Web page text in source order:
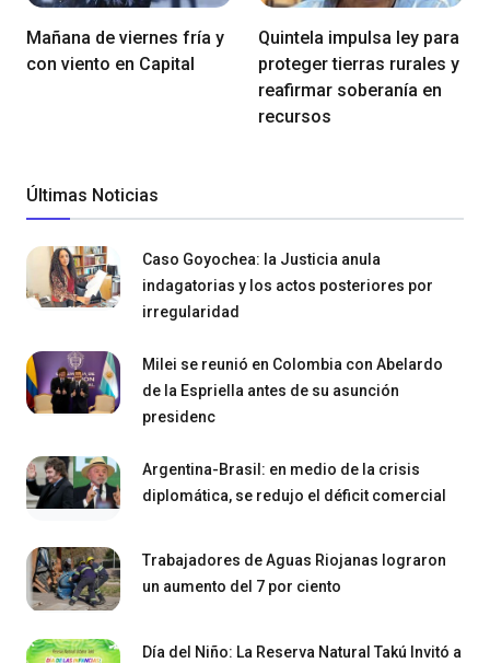
Mañana de viernes fría y
con viento en Capital
Quintela impulsa ley para
proteger tierras rurales y
reafirmar soberanía en
recursos
Últimas Noticias
Caso Goyochea: la Justicia anula
indagatorias y los actos posteriores por
irregularidad
Milei se reunió en Colombia con Abelardo
de la Espriella antes de su asunción
presidenc
Argentina-Brasil: en medio de la crisis
diplomática, se redujo el déficit comercial
Trabajadores de Aguas Riojanas lograron
un aumento del 7 por ciento
Día del Niño: La Reserva Natural Takú Invitó a